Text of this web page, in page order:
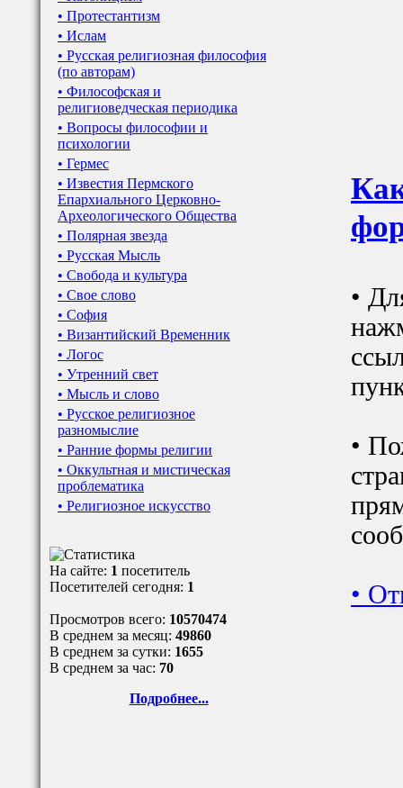
• Протестантизм
• Ислам
• Русская религиозная философия
(по авторам)
• Философская и
религиоведческая периодика
• Вопросы философии и
психологии
• Гермес
• Известия Пермского
Епархиального Церковно-
Археологического Общества
• Полярная звезда
• Русская Мысль
• Свобода и культура
• Свое слово
• София
• Византийский Временник
• Логос
• Утренний свет
• Мысль и слово
• Русское религиозное
разномыслие
• Ранние формы религии
• Оккультная и мистическая
проблематика
• Религиозное искусство
На сайте: 1 посетитель
Посетителей сегодня: 1
Просмотров всего: 10570474
В среднем за месяц: 49860
В среднем за сутки: 1655
В среднем за час: 70
Подробнее...
•
•
•